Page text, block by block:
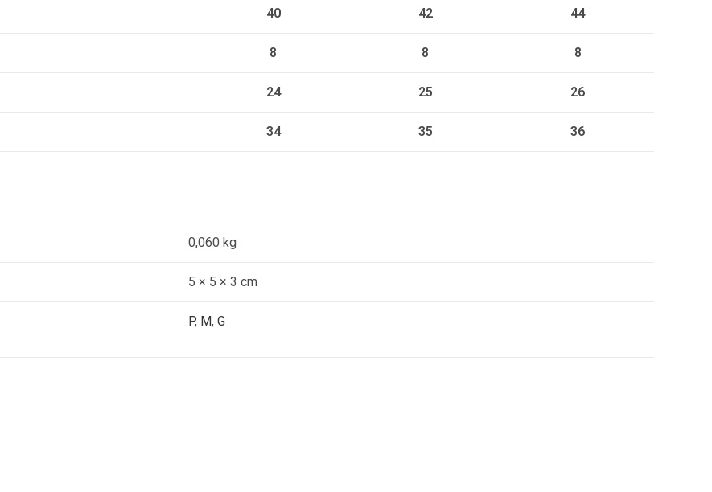
40 42 44
8 8 8
24 25 26
34 35 36
0,060 kg
5 × 5 × 3 cm
P, M, G